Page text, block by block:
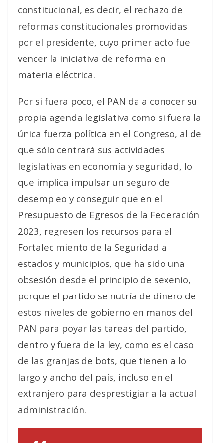
constitucional, es decir, el rechazo de
reformas constitucionales promovidas
por el presidente, cuyo primer acto fue
vencer la iniciativa de reforma en
materia eléctrica.
Por si fuera poco, el PAN da a conocer su
propia agenda legislativa como si fuera la
única fuerza política en el Congreso, al de
que sólo centrará sus actividades
legislativas en economía y seguridad, lo
que implica impulsar un seguro de
desempleo y conseguir que en el
Presupuesto de Egresos de la Federación
2023, regresen los recursos para el
Fortalecimiento de la Seguridad a
estados y municipios, que ha sido una
obsesión desde el principio de sexenio,
porque el partido se nutría de dinero de
estos niveles de gobierno en manos del
PAN para poyar las tareas del partido,
dentro y fuera de la ley, como es el caso
de las granjas de bots, que tienen a lo
largo y ancho del país, incluso en el
extranjero para desprestigiar a la actual
administración.